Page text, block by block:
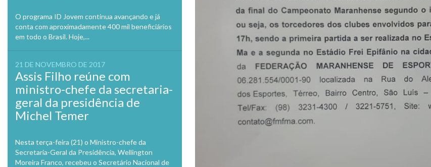
O programa ID Jovem continua avançando e já
conta com aproximadamente 400 mil beneficiários
em todo o Brasil. Hoje,...
21 DE NOVEMBRO DE 2017
Assis Filho reúne com
ministro-chefe da secretaria-
geral da presidência de
Michel Temer
Nesta terça-feira (21) o Ministro-chefe da
Secretaria-Geral da Presidência, Wellington
Moreira Franco, recebeu o Secretário Nacional de